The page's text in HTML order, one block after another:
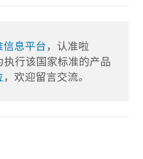
信息平台 ，认准啦
执行该国家标准的产品
，欢迎留言交流。